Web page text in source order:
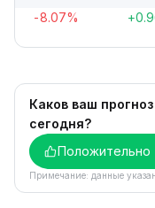
-8.07%
Каков ваш
сегодня?
Положительно
Примечание: данные